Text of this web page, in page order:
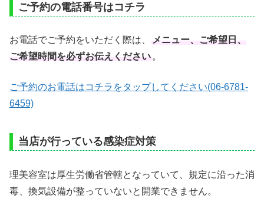
ご予約の電話番号はコチラ
お電話でご予約をいただく際は、
メニュー、ご希望日、
ご希望時間を必ずお伝えください。
ご予約のお電話はコチラをタップしてください(06-6781-
6459)
当店が行っている感染症対策
理美容室は厚生労働省管轄となっていて、規定に沿った消
毒、換気設備が整っていないと開業できません。